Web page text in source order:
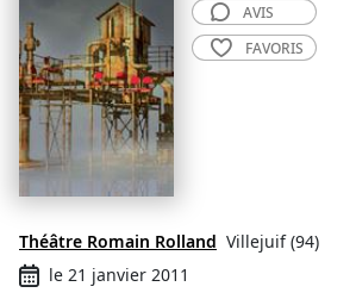
Théâtre Romain Rolland Villejuif (94)
le 21 janvier 2011
AVIS
FAVORIS